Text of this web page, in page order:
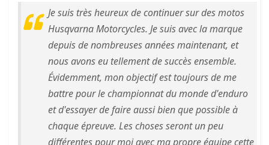
Je suis très heureux de continuer sur des motos
Husqvarna Motorcycles. Je suis avec la marque
depuis de nombreuses années maintenant, et
nous avons eu tellement de succès ensemble.
Évidemment, mon objectif est toujours de me
battre pour le championnat du monde d'enduro
et d'essayer de faire aussi bien que possible à
chaque épreuve. Les choses seront un peu
différentes pour moi avec ma propre équipe cette